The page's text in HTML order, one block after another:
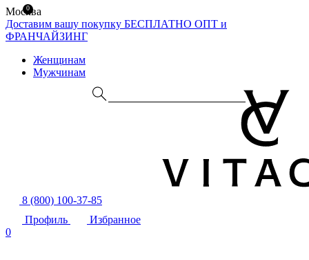
Москва
Доставим вашу покупку БЕСПЛАТНО ОПТ и
ФРАНЧАЙЗИНГ
Женщинам
Мужчинам
8 (800) 100-37-85
Профиль
Избранное
0
0